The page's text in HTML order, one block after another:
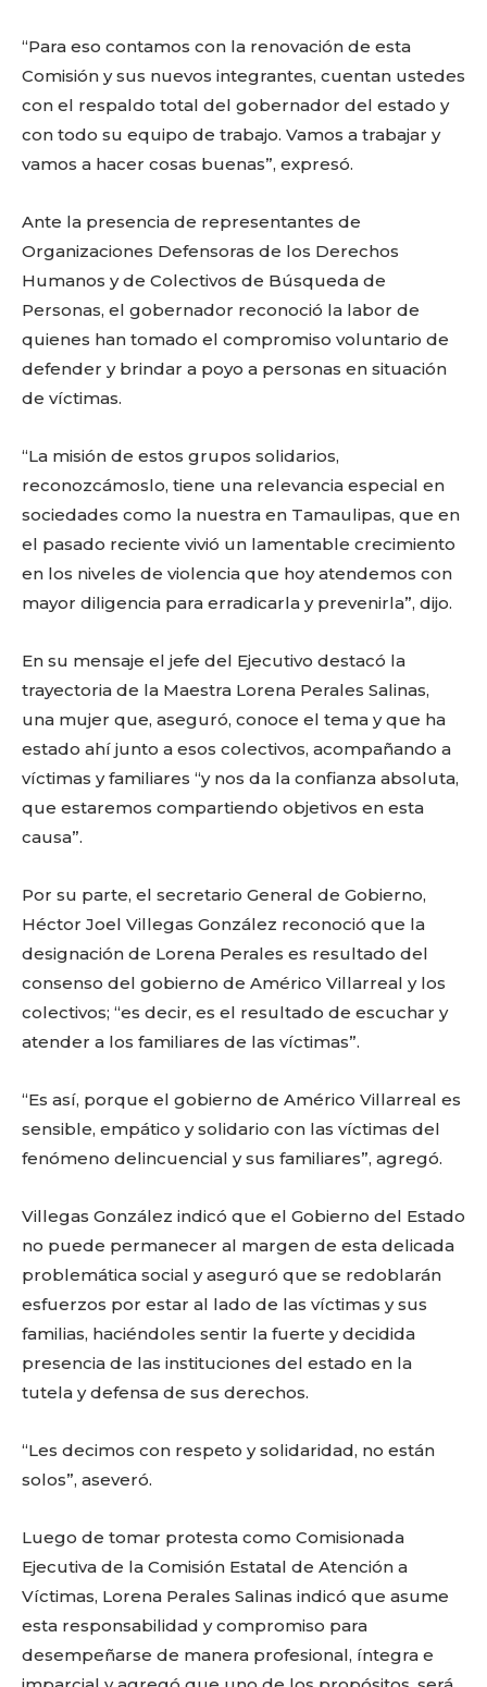
“Para eso contamos con la renovación de esta
Comisión y sus nuevos integrantes, cuentan ustedes
con el respaldo total del gobernador del estado y
con todo su equipo de trabajo. Vamos a trabajar y
vamos a hacer cosas buenas”, expresó.
Ante la presencia de representantes de
Organizaciones Defensoras de los Derechos
Humanos y de Colectivos de Búsqueda de
Personas, el gobernador reconoció la labor de
quienes han tomado el compromiso voluntario de
defender y brindar a poyo a personas en situación
de víctimas.
“La misión de estos grupos solidarios,
reconozcámoslo, tiene una relevancia especial en
sociedades como la nuestra en Tamaulipas, que en
el pasado reciente vivió un lamentable crecimiento
en los niveles de violencia que hoy atendemos con
mayor diligencia para erradicarla y prevenirla”, dijo.
En su mensaje el jefe del Ejecutivo destacó la
trayectoria de la Maestra Lorena Perales Salinas,
una mujer que, aseguró, conoce el tema y que ha
estado ahí junto a esos colectivos, acompañando a
víctimas y familiares “y nos da la confianza absoluta,
que estaremos compartiendo objetivos en esta
causa”.
Por su parte, el secretario General de Gobierno,
Héctor Joel Villegas González reconoció que la
designación de Lorena Perales es resultado del
consenso del gobierno de Américo Villarreal y los
colectivos; “es decir, es el resultado de escuchar y
atender a los familiares de las víctimas”.
“Es así, porque el gobierno de Américo Villarreal es
sensible, empático y solidario con las víctimas del
fenómeno delincuencial y sus familiares”, agregó.
Villegas González indicó que el Gobierno del Estado
no puede permanecer al margen de esta delicada
problemática social y aseguró que se redoblarán
esfuerzos por estar al lado de las víctimas y sus
familias, haciéndoles sentir la fuerte y decidida
presencia de las instituciones del estado en la
tutela y defensa de sus derechos.
“Les decimos con respeto y solidaridad, no están
solos”, aseveró.
Luego de tomar protesta como Comisionada
Ejecutiva de la Comisión Estatal de Atención a
Víctimas, Lorena Perales Salinas indicó que asume
esta responsabilidad y compromiso para
desempeñarse de manera profesional, íntegra e